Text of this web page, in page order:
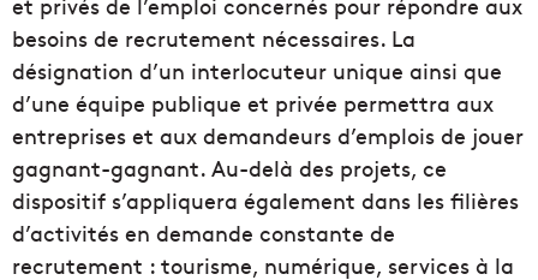
besoins de recrutement nécessaires. La
désignation d’un interlocuteur unique ainsi que
d’une équipe publique et privée permettra aux
entreprises et aux demandeurs d’emplois de jouer
gagnant-gagnant. Au-delà des projets, ce
dispositif s’appliquera également dans les filières
d’activités en demande constante de
recrutement : tourisme, numérique, services à la